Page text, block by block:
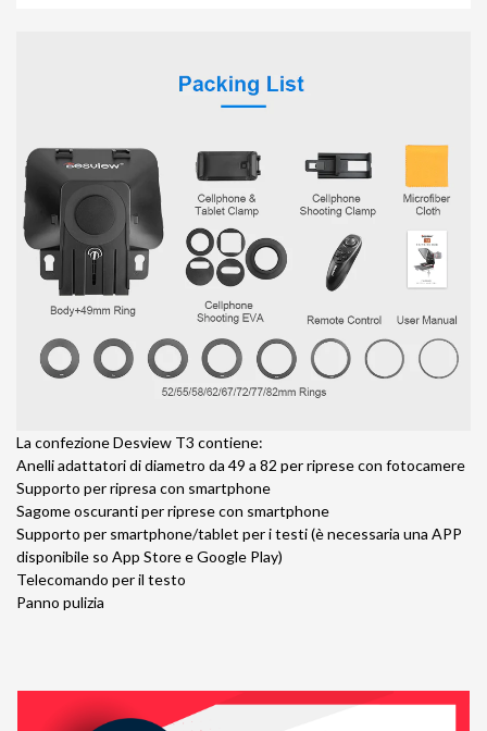
La confezione Desview T3 contiene:
Anelli adattatori di diametro da 49 a 82 per riprese con fotocamere
Supporto per ripresa con smartphone
Sagome oscuranti per riprese con smartphone
Supporto per smartphone/tablet per i testi (è necessaria una APP
disponibile so App Store e Google Play)
Telecomando per il testo
Panno pulizia